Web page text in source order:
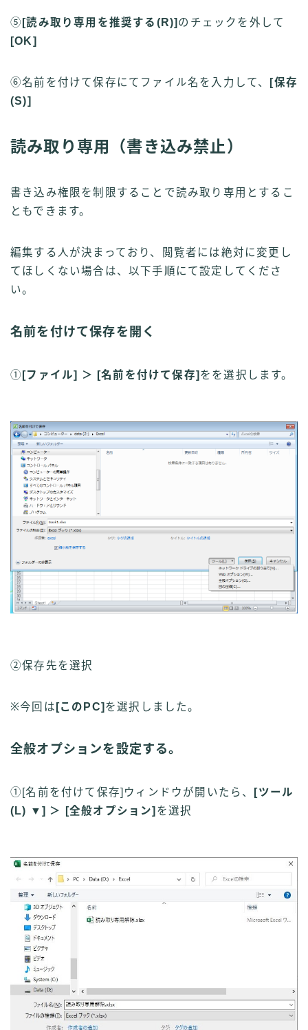
⑤ [読み取り専用を推奨する( R)] のチェックを外して
[OK]
⑥名前を付けて保存にてファイル名を入力して、
[保存
(S)]
読み取り専用（書き込み禁止）
書き込み権限を制限することで読み取り専用とするこ
ともできます。
編集する人が決まっており、閲覧者には絶対に変更し
てほしくない場合は、以下手順にて設定してくださ
い。
名前を付けて保存を開く
① [ファイル] ＞ [名前を付けて保存] をを選択します。
②保存先を選択
※今回は [このPC] を選択しました。
全般オプションを設定する。
①[名前を付けて保存]ウィンドウが開いたら、
[ツール
( L) ▼] ＞ [全般オプション] を選択